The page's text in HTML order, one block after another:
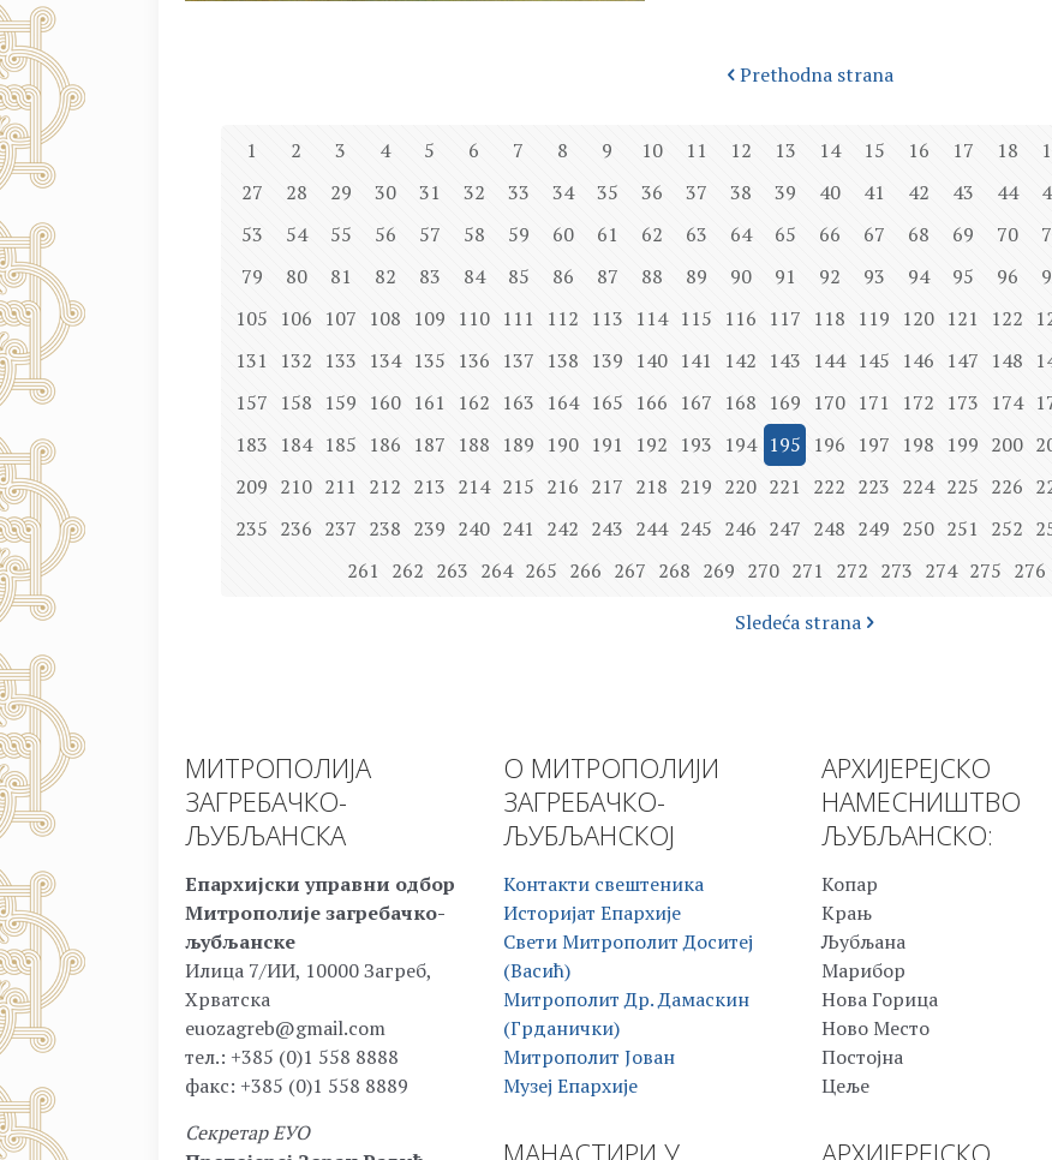
Prethodna strana
1 2 3 4 5 6 7 8 9 10 11 12 13 14 15 16 17 18
27
28 29 30 31 32 33 34 35 36 37 38 39 40 41 42 43 44
53
54 55 56 57 58 59 60 61 62 63 64 65 66 67 68 69 70
79
80 81 82 83 84 85 86 87 88 89 90 91 92 93 94 95 96
105 106 107 108 109 110 111 112 113 114 115 116 117 118 119 120 121 122
131
132 133 134 135 136 137 138 139 140 141 142 143 144 145 146 147 148
157 158 159 160 161 162 163 164 165 166 167 168 169 170 171 172 173 174
183 184 185 186 187 188 189 190 191 192 193 194 195 196 197 198 199 200
209 210 211 212 213 214 215 216 217 218 219 220 221 222 223 224 225 226
235 236 237 238 239 240 241 242 243 244 245 246 247 248 249 250 251 252
261 262 263 264 265 266 267 268 269 270 271 272 273 274 275 276
Sledeća strana
МИТРОПОЛИЈА
ЗАГРЕБАЧКО-
ЉУБЉАНСКА
Епархијски управни одбор
Митрополије загребачко-
љубљанске
Илица 7/ИИ, 10000 Загреб,
Хрватска
euozagreb@gmail.com
тел.: +385 (0)1 558 8888
факс: +385 (0)1 558 8889
Секретар ЕУО
О МИТРОПОЛИЈИ
ЗАГРЕБАЧКО-
ЉУБЉАНСКОЈ
Контакти свештеника
Историјат Епархије
Свети Митрополит Доситеј
(Васић)
Митрополит Др. Дамаскин
(Грданички)
Митрополит Јован
Музеј Епархије
МАНАСТИРИ У
АРХИЈЕРЕЈСКО
НАМЕСНИШТВО
ЉУБЉАНСКО:
Копар
Крањ
Љубљана
Марибор
Нова Горица
Ново Место
Постојна
Цеље
АРХИЈЕРЕЈСКО